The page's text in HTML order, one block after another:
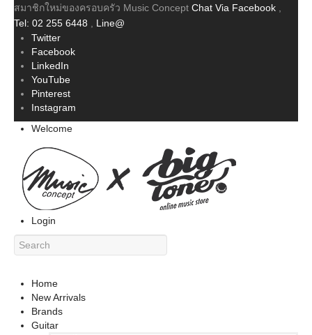
สมาชิกใหม่ของครอบครัว Music Concept Chat Via Facebook
Tel: 02 255 6448
Line@
Twitter
Facebook
LinkedIn
YouTube
Pinterest
Instagram
Welcome
Login
Home
New Arrivals
Brands
Guitar